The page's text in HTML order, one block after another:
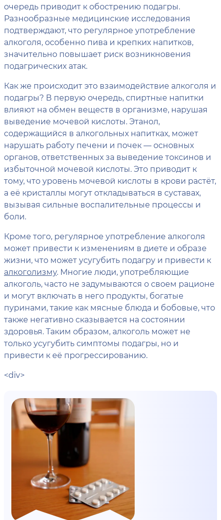
очередь приводит к обострению подагры.
Разнообразные медицинские исследования
подтверждают, что регулярное употребление
алкоголя, особенно пива и крепких напитков,
значительно повышает риск возникновения
подагрических атак.
Как же происходит это взаимодействие алкоголя и
подагры? В первую очередь, спиртные напитки
влияют на обмен веществ в организме, нарушая
выведение мочевой кислоты. Этанол,
содержащийся в алкогольных напитках, может
нарушать работу печени и почек — основных
органов, ответственных за выведение токсинов и
избыточной мочевой кислоты. Это приводит к
тому, что уровень мочевой кислоты в крови растёт,
а её кристаллы могут откладываться в суставах,
вызывая сильные воспалительные процессы и
боли.
Кроме того, регулярное употребление алкоголя
может привести к изменениям в диете и образе
жизни, что может усугубить подагру и привести к
алкоголизму. Многие люди, употребляющие
алкоголь, часто не задумываются о своем рационе
и могут включать в него продукты, богатые
пуринами, такие как мясные блюда и бобовые, что
также негативно сказывается на состоянии
здоровья. Таким образом, алкоголь может не
только усугубить симптомы подагры, но и
привести к её прогрессированию.
<div>